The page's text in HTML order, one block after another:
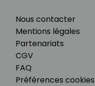
Nous contacter
Mentions légales
Partenariats
CGV
FAQ
Préférences cookies